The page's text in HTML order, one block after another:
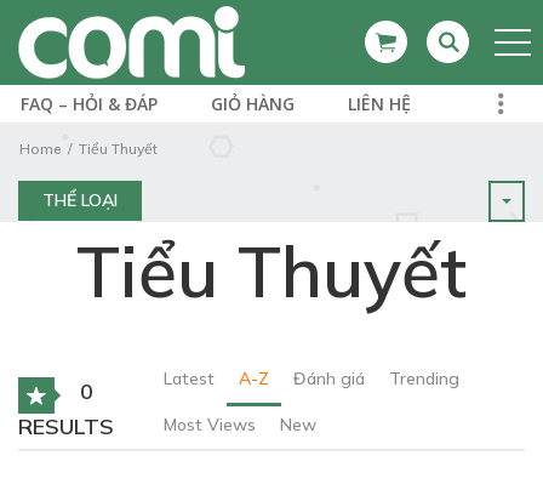
FAQ – HỎI & ĐÁP GIỎ HÀNG LIÊN HỆ
Home Tiểu Thuyết
THỂ LOẠI
Tiểu Thuyết
0
RESULTS
Latest A-Z Đánh giá Trending
Most Views New